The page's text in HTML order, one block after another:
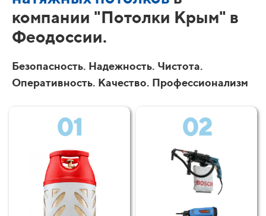
компании "Потолки Крым" в
Феодоссии.
Безопасность. Надежность. Чистота.
Оперативность. Качество. Профессионализм
01 02